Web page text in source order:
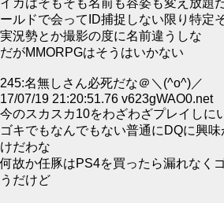
イカはそもそも名前も容姿も変え放題
ールドで会ってID捕捉しない限り特定
実況勢とか撮影の度に名前違うしな
だがMMORPGはそうはいかない
245:名無しさん必死だな＠＼(^o^)／
17/07/19 21:20:51.76 v623gWAO0.net
今のスカスカ10をわざわざプレイしに
ゴキでもなんでもない普通にDQに興
けだわな
何故か任豚はPS4を買ったら漏れなく
うだけど